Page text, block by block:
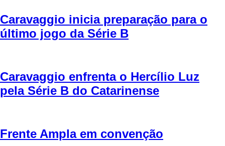
Caravaggio inicia preparação para o
último jogo da Série B
Caravaggio enfrenta o Hercílio Luz
pela Série B do Catarinense
Frente Ampla em convenção